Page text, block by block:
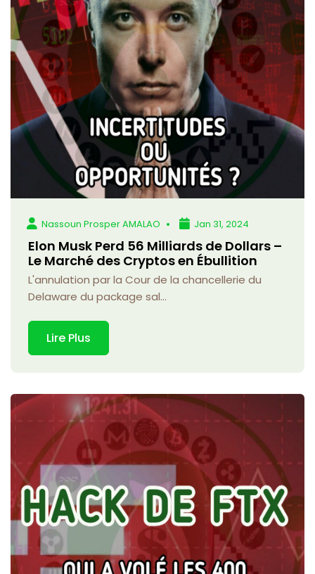
Nassoun Prosper AMALAO Jan 31, 2024
Elon Musk Perd 56 Milliards de Dollars –
Le Marché des Cryptos en Ébullition
L'annulation par la Cour de la chancellerie du
Delaware du package sal...
Lire Plus